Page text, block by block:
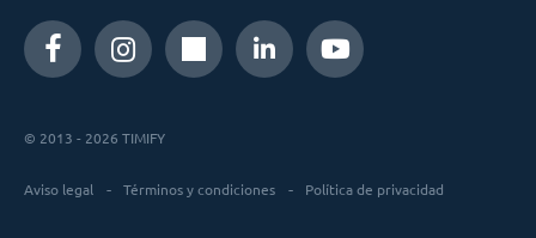
© 2013 - 2026 TIMIFY
Aviso legal Términos y condiciones Política de privacidad